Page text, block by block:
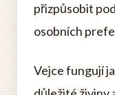
přizpůsobit
osobních
Vejce fungují